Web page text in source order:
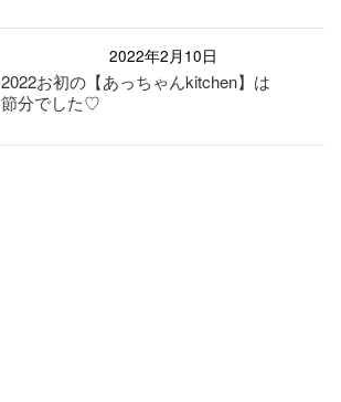
2022年2月10日
2022お初の【あっちゃんkitchen】は
節分でした♡